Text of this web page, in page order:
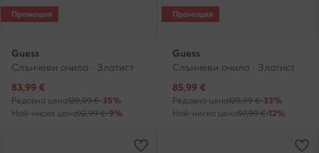
Промоция
Guess
Слънчеви очила · Златист
Актуална цена
83,99 €
Редовна цена129,99 €-35%
Най-ниска цена92,99 €-9%
Промоция
Guess
Слънчеви очила · Златист
Актуална цена
85,99 €
Редовна цена129,99 €-33%
Най-ниска цена97,99 €-12%